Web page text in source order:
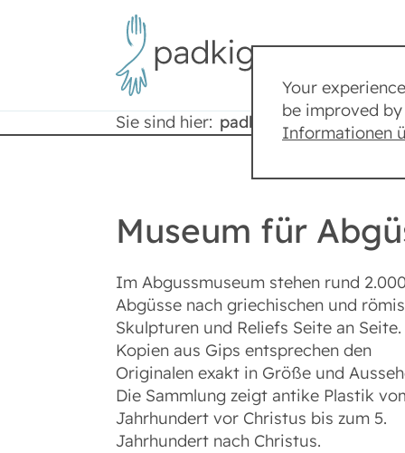
Your
be improved
Informationen
Sie sind hier: padkig Städte
Museum für
Im Abgussmuseum stehen rund
Abgüsse nach griechischen und
Skulpturen und Reliefs Seite an
Kopien aus Gips entsprechen den
Originalen exakt in Größe und
Die Sammlung zeigt antike Plastik
Jahrhundert vor Christus bis zum 5.
Jahrhundert nach Christus.